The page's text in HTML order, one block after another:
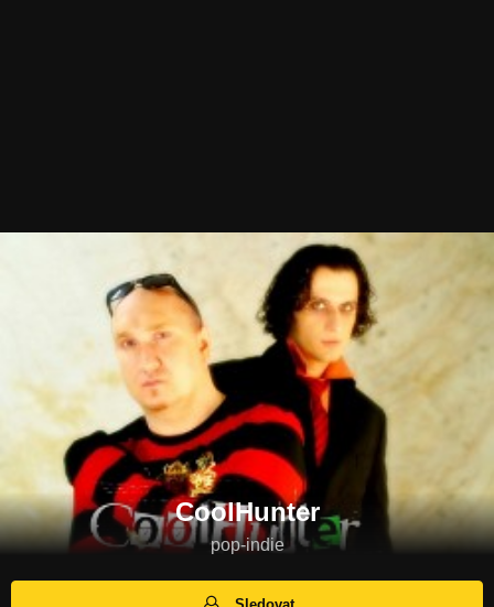
CoolHunter
pop-indie